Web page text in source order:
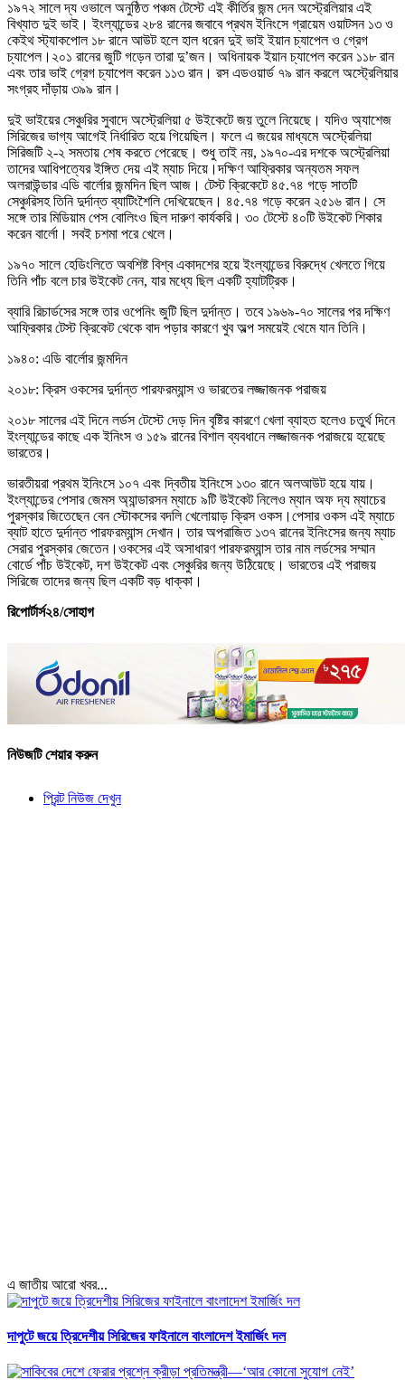
১৯৭২ সালে দ্য ওভালে অনুষ্ঠিত পঞ্চম টেস্টে এই কীর্তির জন্ম দেন অস্ট্রেলিয়ার এই
বিখ্যাত দুই ভাই। ইংল্যান্ডের ২৮৪ রানের জবাবে প্রথম ইনিংসে গ্রায়েম ওয়াটসন ১৩ ও
কেইথ স্ট্যাকপোল ১৮ রানে আউট হলে হাল ধরেন দুই ভাই ইয়ান চ্যাপেল ও গ্রেগ
চ্যাপেল।২০১ রানের জুটি গড়েন তারা দু’জন। অধিনায়ক ইয়ান চ্যাপেল করেন ১১৮ রান
এবং তার ভাই গ্রেগ চ্যাপেল করেন ১১৩ রান। রস এডওয়ার্ড ৭৯ রান করলে অস্ট্রেলিয়ার
সংগ্রহ দাঁড়ায় ৩৯৯ রান।
দুই ভাইয়ের সেঞ্চুরির সুবাদে অস্ট্রেলিয়া ৫ উইকেটে জয় তুলে নিয়েছে। যদিও অ্যাশেজ
সিরিজের ভাগ্য আগেই নির্ধারিত হয়ে গিয়েছিল। ফলে এ জয়ের মাধ্যমে অস্ট্রেলিয়া
সিরিজটি ২-২ সমতায় শেষ করতে পেরেছে। শুধু তাই নয়, ১৯৭০-এর দশকে অস্ট্রেলিয়া
তাদের আধিপত্যের ইঙ্গিত দেয় এই ম্যাচ দিয়ে।দক্ষিণ আফ্রিকার অন্যতম সফল
অলরাউন্ডার এডি বার্লোর জন্মদিন ছিল আজ। টেস্ট ক্রিকেটে ৪৫.৭৪ গড়ে সাতটি
সেঞ্চুরিসহ তিনি দুর্দান্ত ব্যাটিংশৈলি দেখিয়েছেন। ৪৫.৭৪ গড়ে করেন ২৫১৬ রান। সে
সঙ্গে তার মিডিয়াম পেস বোলিংও ছিল দারুণ কার্যকরি। ৩০ টেস্টে ৪০টি উইকেট শিকার
করেন বার্লো। সবই চশমা পরে খেলে।
১৯৭০ সালে হেডিংলিতে অবশিষ্ট বিশ্ব একাদশের হয়ে ইংল্যান্ডের বিরুদ্ধে খেলতে গিয়ে
তিনি পাঁচ বলে চার উইকেট নেন, যার মধ্যে ছিল একটি হ্যাটট্রিক।
ব্যারি রিচার্ডসের সঙ্গে তার ওপেনিং জুটি ছিল দুর্দান্ত। তবে ১৯৬৯-৭০ সালের পর দক্ষিণ
আফ্রিকার টেস্ট ক্রিকেট থেকে বাদ পড়ার কারণে খুব অল্প সময়েই থেমে যান তিনি।
১৯৪০: এডি বার্লোর জন্মদিন
২০১৮: ক্রিস ওকসের দুর্দান্ত পারফরম্যান্স ও ভারতের লজ্জাজনক পরাজয়
২০১৮ সালের এই দিনে লর্ডস টেস্টে দেড় দিন বৃষ্টির কারণে খেলা ব্যাহত হলেও চতুর্থ দিনে
ইংল্যান্ডের কাছে এক ইনিংস ও ১৫৯ রানের বিশাল ব্যবধানে লজ্জাজনক পরাজয়ে হয়েছে
ভারতের।
ভারতীয়রা প্রথম ইনিংসে ১০৭ এবং দ্বিতীয় ইনিংসে ১৩০ রানে অলআউট হয়ে যায়।
ইংল্যান্ডের পেসার জেমস অ্যান্ডারসন ম্যাচে ৯টি উইকেট নিলেও ম্যান অফ দ্য ম্যাচের
পুরস্কার জিতেছেন বেন স্টোকসের বদলি খেলোয়াড় ক্রিস ওকস।পেসার ওকস এই ম্যাচে
ব্যাট হাতে দুর্দান্ত পারফরম্যান্স দেখান। তার অপরাজিত ১৩৭ রানের ইনিংসের জন্য ম্যাচ
সেরার পুরস্কার জেতেন।ওকসের এই অসাধারণ পারফরম্যান্স তার নাম লর্ডসের সম্মান
বোর্ডে পাঁচ উইকেট, দশ উইকেট এবং সেঞ্চুরির জন্য উঠিয়েছে। ভারতের এই পরাজয়
সিরিজে তাদের জন্য ছিল একটি বড় ধাক্কা।
রিপোর্টার্স২৪/সোহাগ
নিউজটি শেয়ার করুন
প্রিন্ট নিউজ দেখুন
এ জাতীয় আরো খবর...
দাপুটে জয়ে ত্রিদেশীয় সিরিজের ফাইনালে বাংলাদেশ ইমার্জিং দল